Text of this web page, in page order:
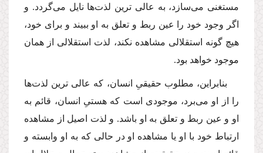
مستغنى مى‌سازد، به عالى ترین لذت‌ها نایل مى‌گردد. و
اگر وجود خود را عین ربط و تعلق به او ببیند و براى خود،
هیچ گونه استقلالى مشاهده نكند، لذت استقلالى از همان
موجود خواهد بود.
بنابراین، مطلوب حقیقىِ انسان، كه عالى ترین لذت‌ها
را از او مى‌برد، موجودى است كه هستىِ انسان، قائم به
او و عین ربط و تعلق به او باشد. و لذت اصیل از مشاهده
ارتباط خود با او یا مشاهده او در حالى كه به او وابسته و